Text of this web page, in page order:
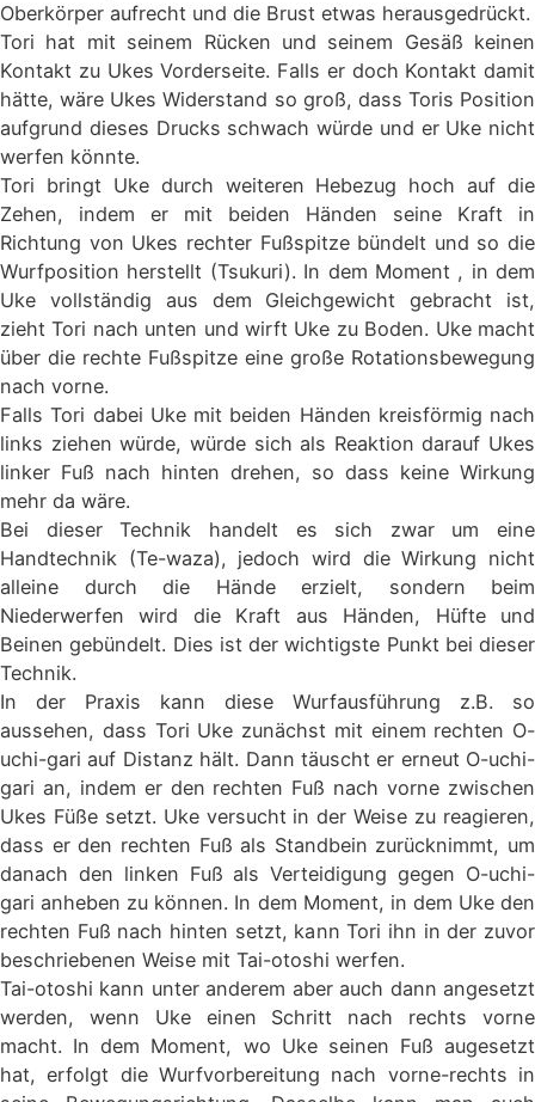
Oberkörper aufrecht und die Brust etwas herausgedrückt.
Tori hat mit seinem Rücken und seinem Gesäß keinen
Kontakt zu Ukes Vorderseite. Falls er doch Kontakt damit
hätte, wäre Ukes Widerstand so groß, dass Toris Position
aufgrund dieses Drucks schwach würde und er Uke nicht
werfen könnte.
Tori bringt Uke durch weiteren Hebezug hoch auf die
Zehen, indem er mit beiden Händen seine Kraft in
Richtung von Ukes rechter Fußspitze bündelt und so die
Wurfposition herstellt (Tsukuri). In dem Moment , in dem
Uke vollständig aus dem Gleichgewicht gebracht ist,
zieht Tori nach unten und wirft Uke zu Boden. Uke macht
über die rechte Fußspitze eine große Rotationsbewegung
nach vorne.
Falls Tori dabei Uke mit beiden Händen kreisförmig nach
links ziehen würde, würde sich als Reaktion darauf Ukes
linker Fuß nach hinten drehen, so dass keine Wirkung
mehr da wäre.
Bei dieser Technik handelt es sich zwar um eine
Handtechnik (Te-waza), jedoch wird die Wirkung nicht
alleine durch die Hände erzielt, sondern beim
Niederwerfen wird die Kraft aus Händen, Hüfte und
Beinen gebündelt. Dies ist der wichtigste Punkt bei dieser
Technik.
In der Praxis kann diese Wurfausführung z.B. so
aussehen, dass Tori Uke zunächst mit einem rechten O-
uchi-gari auf Distanz hält. Dann täuscht er erneut O-uchi-
gari an, indem er den rechten Fuß nach vorne zwischen
Ukes Füße setzt. Uke versucht in der Weise zu reagieren,
dass er den rechten Fuß als Standbein zurücknimmt, um
danach den linken Fuß als Verteidigung gegen O-uchi-
gari anheben zu können. In dem Moment, in dem Uke den
rechten Fuß nach hinten setzt, kann Tori ihn in der zuvor
beschriebenen Weise mit Tai-otoshi werfen.
Tai-otoshi kann unter anderem aber auch dann angesetzt
werden, wenn Uke einen Schritt nach rechts vorne
macht. In dem Moment, wo Uke seinen Fuß augesetzt
hat, erfolgt die Wurfvorbereitung nach vorne-rechts in